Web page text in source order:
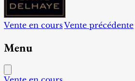
Vente en coursVente précédente
Menu